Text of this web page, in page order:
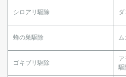
シロアリ駆除
蜂の巣駆除 ム
ゴキブリ駆除
駆